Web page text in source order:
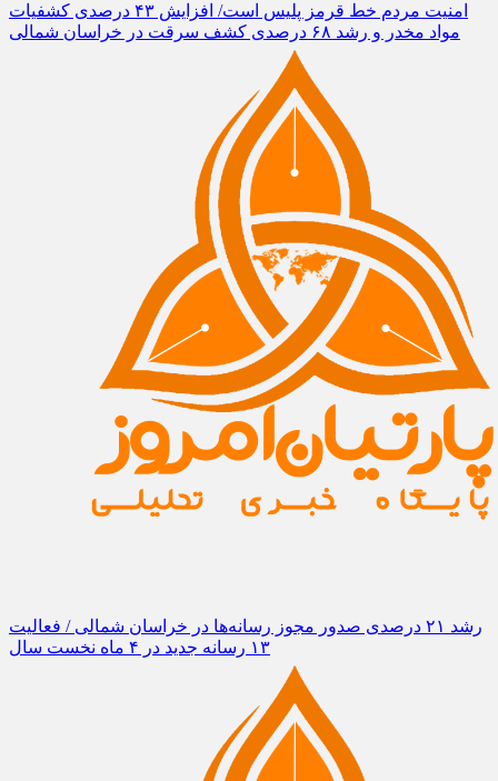
امنیت مردم خط قرمز پلیس است/ افزایش ۴۳ درصدی کشفیات
مواد مخدر و رشد ۶۸ درصدی کشف سرقت در خراسان شمالی
رشد ۲۱ درصدی صدور مجوز رسانه‌ها در خراسان شمالی / فعالیت
۱۳ رسانه جدید در ۴ ماه نخست سال